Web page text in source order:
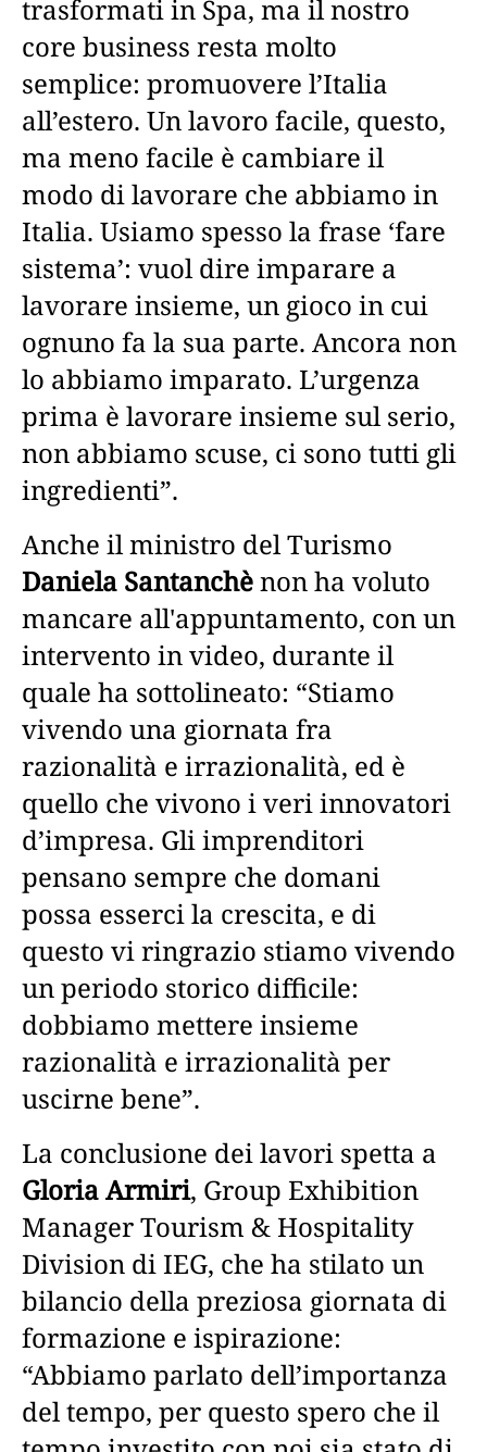
trasformati in Spa, ma il nostro
core business resta molto
semplice: promuovere l’Italia
all’estero. Un lavoro facile, questo,
ma meno facile è cambiare il
modo di lavorare che abbiamo in
Italia. Usiamo spesso la frase ‘fare
sistema’: vuol dire imparare a
lavorare insieme, un gioco in cui
ognuno fa la sua parte. Ancora non
lo abbiamo imparato. L’urgenza
prima è lavorare insieme sul serio,
non abbiamo scuse, ci sono tutti gli
ingredienti”.
Anche il ministro del Turismo
Daniela Santanchènon ha voluto
mancare all'appuntamento, con un
intervento in video, durante il
quale ha sottolineato: “Stiamo
vivendo una giornata fra
razionalità e irrazionalità, ed è
quello che vivono i veri innovatori
d’impresa. Gli imprenditori
pensano sempre che domani
possa esserci la crescita, e di
questo vi ringrazio stiamo vivendo
un periodo storico difficile:
dobbiamo mettere insieme
razionalità e irrazionalità per
uscirne bene”.
La conclusione dei lavori spetta a
Gloria Armiri, Group Exhibition
Manager Tourism & Hospitality
Division di IEG, che ha stilato un
bilancio della preziosa giornata di
formazione e ispirazione:
“Abbiamo parlato dell’importanza
del tempo, per questo spero che il